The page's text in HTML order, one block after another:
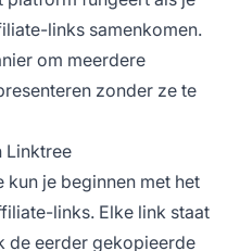
links samenkomen.
om meerdere
zonder ze te
Linktree
kun je beginnen met het
links. Elke link staat
de eerder gekopieerde